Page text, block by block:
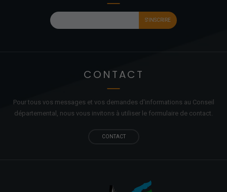
CONTACT
Pour tous vos messages et vos demandes d'informations au Conseil
départemental, nous vous invitons à utiliser le formulaire de contact.
CONTACT